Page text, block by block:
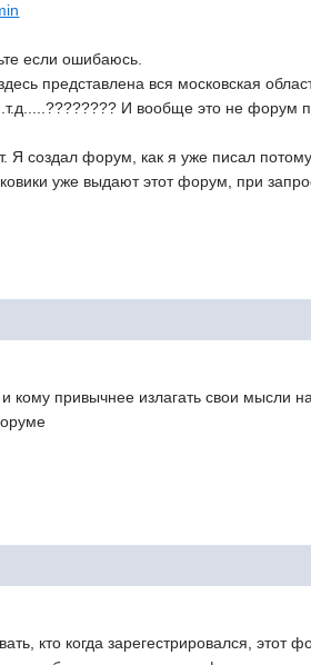
если ошибаюсь.
представлена вся московская
И вообще это не форум
создал форум, как я уже писал
уже выдают этот форум, при
кому привычнее излагать свои мысли
кто когда зарегестрировался, этот